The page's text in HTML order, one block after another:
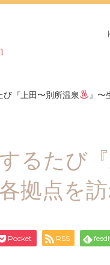
『上田〜別所温泉 』〜
るたび
拠点を訪
Pocket RSS